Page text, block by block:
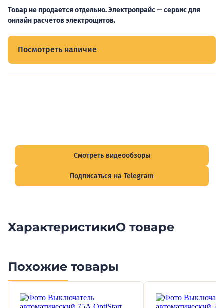
Товар не продается отдельно. Электропрайс — сервис для
онлайн расчетов электрощитов.
Посмотреть наличие
Смотреть видеообзоры
Подписаться на Telegram
ХарактеристикиО товаре
Похожие товары